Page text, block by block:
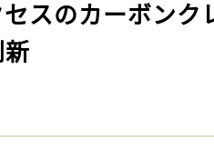
スのカーボンク